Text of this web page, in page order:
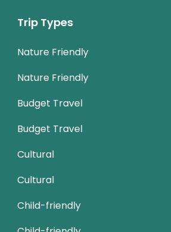
Trip Types
Nature Friendly
Nature Friendly
Budget Travel
Budget Travel
Cultural
Cultural
Child-friendly